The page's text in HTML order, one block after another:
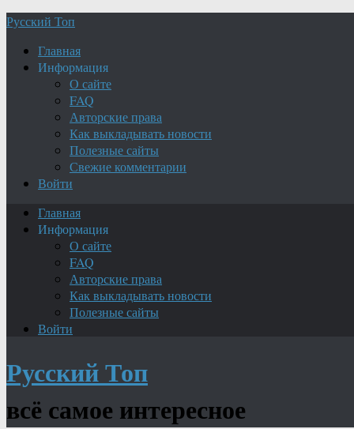
Русский Топ
Главная
Информация
О сайте
FAQ
Авторские права
Как выкладывать новости
Полезные сайты
Свежие комментарии
Войти
Главная
Информация
О сайте
FAQ
Авторские права
Как выкладывать новости
Полезные сайты
Войти
Русский Топ
всё самое интересное